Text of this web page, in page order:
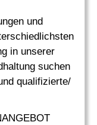
und
in unserer
suchen
qualifizierte/